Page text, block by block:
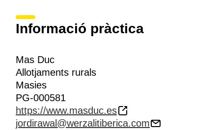
Informació pràctica
Mas Duc
Allotjaments rurals
Masies
PG-000581
https://www.masduc.es
jordirawal@werzalitiberica.com